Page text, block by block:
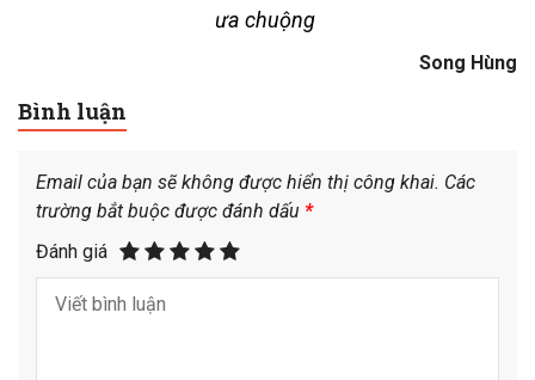
ưa chuộng
Song Hùng
Bình luận
Email của bạn sẽ không được hiển thị công khai. Các
trường bắt buộc được đánh dấu *
Đánh giá